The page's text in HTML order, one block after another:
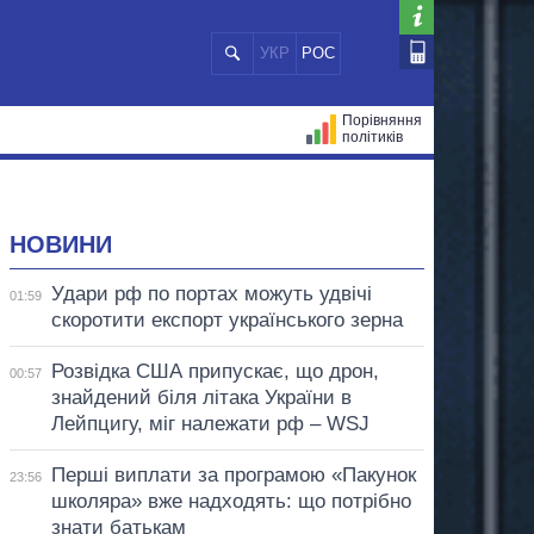
УКР РОС
Порівняння
політиків
НОВИНИ
01:59
Удари рф по портах можуть удвічі
скоротити експорт українського зерна
00:57
Розвідка США припускає, що дрон,
знайдений біля літака України в
Лейпцигу, міг належати рф – WSJ
23:56
Перші виплати за програмою «Пакунок
школяра» вже надходять: що потрібно
знати батькам